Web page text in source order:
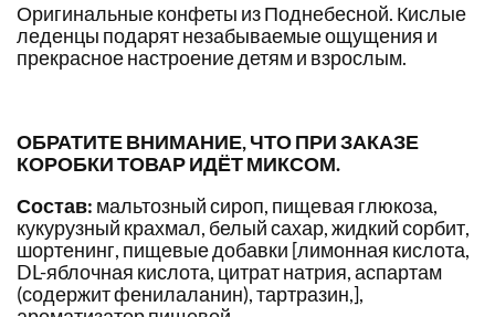
Оригинальные конфеты из Поднебесной. Кислые
леденцы подарят незабываемые ощущения и
прекрасное настроение детям и взрослым.
ОБРАТИТЕ ВНИМАНИЕ, ЧТО ПРИ ЗАКАЗЕ
КОРОБКИ ТОВАР ИДЁТ МИКСОМ.
Состав: мальтозный сироп, пищевая глюкоза,
кукурузный крахмал, белый сахар, жидкий сорбит,
шортенинг, пищевые добавки [лимонная кислота,
DL-яблочная кислота, цитрат натрия, аспартам
(содержит фенилаланин), тартразин,],